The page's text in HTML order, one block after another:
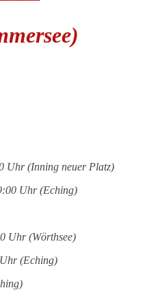
Uhr (Inning neuer Platz)
Uhr (Eching)
Uhr (Wörthsee)
(Eching)